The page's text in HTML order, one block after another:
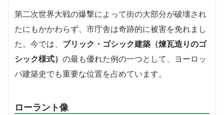
第二次世界大戦の爆撃によって街の大部分が破壊され
たにもかかわらず、市庁舎は奇跡的に被害を免れまし
た。今では、 ブリック・ゴシック建築（煉瓦造りのゴ
シック様式） の最も優れた例の一つとして、ヨーロッ
パ建築史でも重要な位置を占めています。
ローラント像